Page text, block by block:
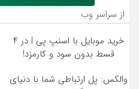
از سراسر وب
خرید موبایل با اسنپ پی | در ۴
قسط بدون سود و کارمزد!
والکس: پل ارتباطی شما با دنیای